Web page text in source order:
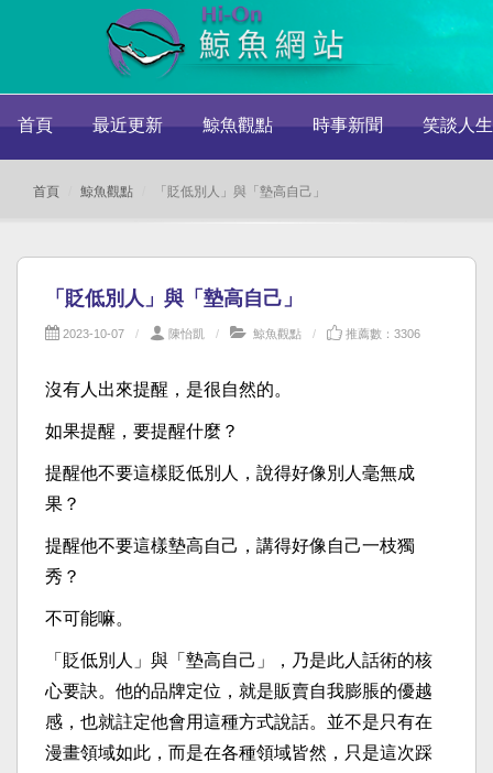
首頁 最近更新 鯨魚觀點 時事新聞 笑談人生
首頁 鯨魚觀點 「貶低別人」與「墊高自己」
「貶低別人」與「墊高自己」
2023-10-07 陳怡凱 鯨魚觀點 推薦數：3306
沒有人出來提醒，是很自然的。
如果提醒，要提醒什麼？
提醒他不要這樣貶低別人，說得好像別人毫無成
果？
提醒他不要這樣墊高自己，講得好像自己一枝獨
秀？
不可能嘛。
「貶低別人」與「墊高自己」，乃是此人話術的核
心要訣。他的品牌定位，就是販賣自我膨脹的優越
感，也就註定他會用這種方式說話。並不是只有在
漫畫領域如此，而是在各種領域皆然，只是這次踩